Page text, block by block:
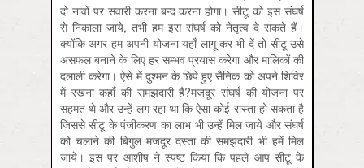
दो नावों पर सवारी करना बन्द करना होगा। सीटू को इस संघर्ष
से निकाला जाये, तभी हम इस संघर्ष को नेतृत्व दे सकते हैं।
क्योंकि अगर हम अपनी योजना यहाँ लागू कर भी दें तो सीटू उसे
असफल बनाने के लिए हर सम्भव प्रयास करेगा और मालिकों की
दलाली करेगा। ऐसे में दुश्मन के छिपे हुए सैनिक को अपने शिविर
में रखना कहाँ की समझदारी है?मजदूर संघर्ष की योजना पर
सहमत थे और उन्हें लग रहा था कि ऐसा कोई रास्ता हो सकता है
जिससे सीटू के पंजीकरण का लाभ भी उन्हें मिल जाये और संघर्ष
को चलाने की बिगुल मजदूर दस्ता की समझदारी भी हमें मिल
जाये। इस पर आशीष ने स्पष्ट किया कि पहले आप सीटू के